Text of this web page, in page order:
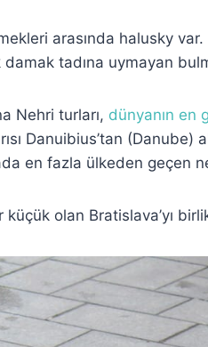
arasında halusky var.
tadına uymayan
Nehri turları, dünyanın en
Danuibius’tan
en fazla ülkeden geçen
olan Bratislava’yı